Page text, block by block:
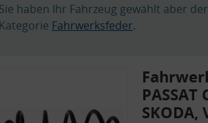
Sie haben Ihr Fahrzeug gewählt aber
Kategorie Fahrwerksfeder.
SKODA,